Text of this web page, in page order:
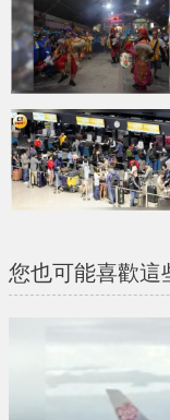
您也可能喜歡這